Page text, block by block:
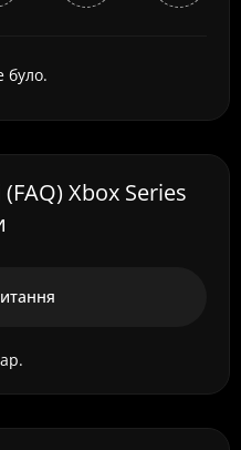
було.
(FAQ) Xbox Series